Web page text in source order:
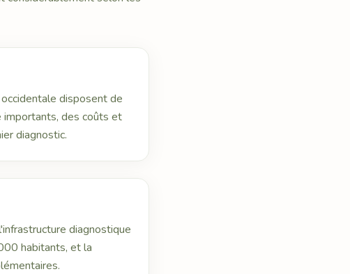
disposent de
importants, des coûts et
diagnostic.
diagnostique
habitants, et la